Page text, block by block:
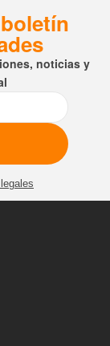
noticias y